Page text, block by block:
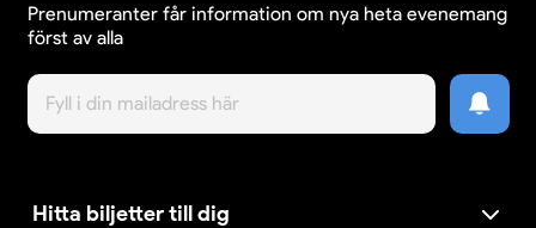
Prenumeranter får information om nya heta evenemang
först av alla
Hitta biljetter till dig